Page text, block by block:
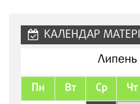
КАЛЕНДАР
Пн Вт Ср Чт